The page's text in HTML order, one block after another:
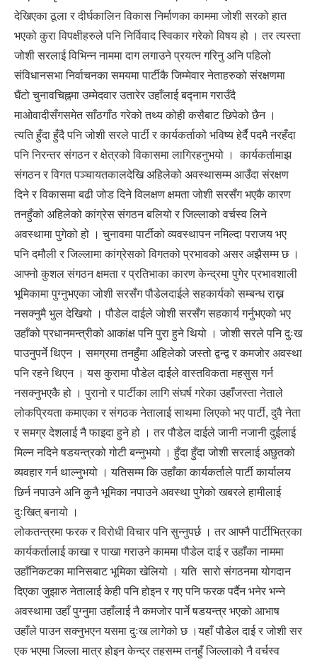
देखिएका ठूला र दीर्घकालिन विकास निर्माणका काममा जोशी सरको हात
भएको कुरा विपक्षीहरुले पनि निर्विवाद स्विकार गरेको विषय हो । तर त्यस्ता
जोशी सरलाई विभिन्न नाममा दाग लगाउने प्रयत्न गरिनु अनि पहिलो
संविधानसभा निर्वाचनका समयमा पार्टीकै जिम्मेवार नेताहरुको संरक्षणमा
घैंटो चुनावचिह्नमा उम्मेदवार उतारेर उहाँलाई बद्नाम गराउँदै
माओवादीसँगसमेत साँठगाँठ गरेको तथ्य कोही कसैबाट छिपेको छैन ।
त्यति हुँदा हुँदै पनि जोशी सरले पार्टी र कार्यकर्ताको भविष्य हेर्दै पदमै नरहँदा
पनि निरन्तर संगठन र क्षेत्रको विकासमा लागिरहनुभयो । कार्यकर्तामाझ
संगठन र विगत पञ्चायतकालदेखि अहिलेको अवस्थासम्म आउँदा संरक्षण
दिने र विकासमा बढी जोड दिने विलक्षण क्षमता जोशी सरसँग भएकै कारण
तनहुँको अहिलेको कांग्रेस संगठन बलियो र जिल्लाको वर्चस्व लिने
अवस्थामा पुगेको हो । चुनावमा पार्टीको व्यवस्थापन नमिल्दा पराजय भए
पनि दमौली र जिल्लामा कांग्रेसको विगतको प्रभावको असर अझैसम्म छ ।
आफ्नो कुशल संगठन क्षमता र प्रतिभाका कारण केन्द्रमा पुगेर प्रभावशाली
भूमिकामा पुग्नुभएका जोशी सरसँग पौडेलदाईले सहकार्यको सम्बन्ध राख्न
नसक्नुमै भुल देखियो । पौडेल दाईले जोशी सरसँग सहकार्य गर्नुभएको भए
उहाँको प्रधानमन्त्रीको आकांक्ष पनि पुरा हुने थियो । जोशी सरले पनि दुःख
पाउनुपर्ने थिएन । समग्रमा तनहुँमा अहिलेको जस्तो द्वन्द्व र कमजोर अवस्था
पनि रहने थिएन । यस कुरामा पौडेल दाईले वास्तविकता महसुस गर्न
नसक्नुभएकै हो । पुरानो र पार्टीका लागि संघर्ष गरेका उहाँजस्ता नेताले
लोकप्रियता कमाएका र संगठक नेतालाई साथमा लिएको भए पार्टी, दुवै नेता
र समग्र देशलाई नै फाइदा हुने हो । तर पौडेल दाईले जानी नजानी दुईलाई
मिल्न नदिने षडयन्त्रको गोटी बन्नुभयो । हुँदा हुँदा जोशी सरलाई अछुतको
व्यवहार गर्न थाल्नुभयो । यतिसम्म कि उहाँका कार्यकर्ताले पार्टी कार्यालय
छिर्न नपाउने अनि कुनै भूमिका नपाउने अवस्था पुगेको खबरले हामीलाई
दुःखित् बनायो ।
लोकतन्त्रमा फरक र विरोधी विचार पनि सुन्नुपर्छ । तर आफ्नै पार्टीभित्रका
कार्यकर्तालाई काखा र पाखा गराउने काममा पौडेल दाई र उहाँका नाममा
उहाँनिकटका मानिसबाट भूमिका खेलियो । यति सारो संगठनमा योगदान
दिएका जुझारु नेतालाई केही पनि होइन र गए पनि फरक पर्दैन भनेर भन्ने
अवस्थामा उहाँ पुग्नुमा उहाँलाई नै कमजोर पार्ने षडयन्त्र भएको आभाष
उहाँले पाउन सक्नुभएन यसमा दुःख लागेको छ ।यहाँ पौडेल दाई र जोशी सर
एक भएमा जिल्ला मात्र होइन केन्द्र तहसम्म तनहुँ जिल्लाको नै वर्चस्व